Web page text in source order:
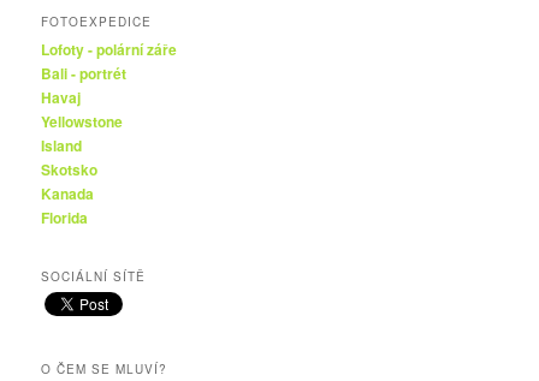
FOTOEXPEDICE
Lofoty - polární záře
Bali - portrét
Havaj
Yellowstone
Island
Skotsko
Kanada
Florida
SOCIÁLNÍ SÍTĚ
O ČEM SE MLUVÍ?